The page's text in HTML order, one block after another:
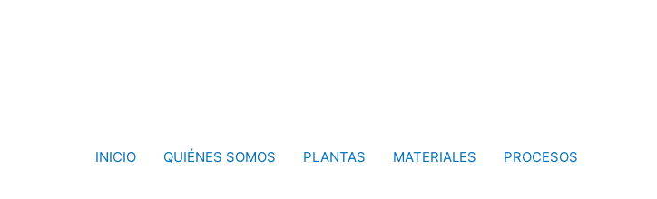
INICIO QUIÉNES SOMOS PLANTAS MATERIALES PROCESOS